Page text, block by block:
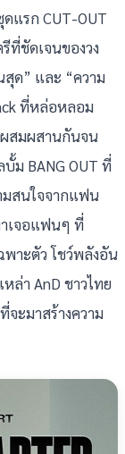
แรก CUT-OUT
ที่ชัดเจนของวง
ด” และ “ความ
ที่หล่อหลอม
ผสมผสานกันจน
ม BANG OUT ที่
มสนใจจากแฟน
าเจอแฟนๆ ที่
พาะตัว โชว์พลังอัน
ล่า AnD ชาวไทย
ะมาสร้างความ